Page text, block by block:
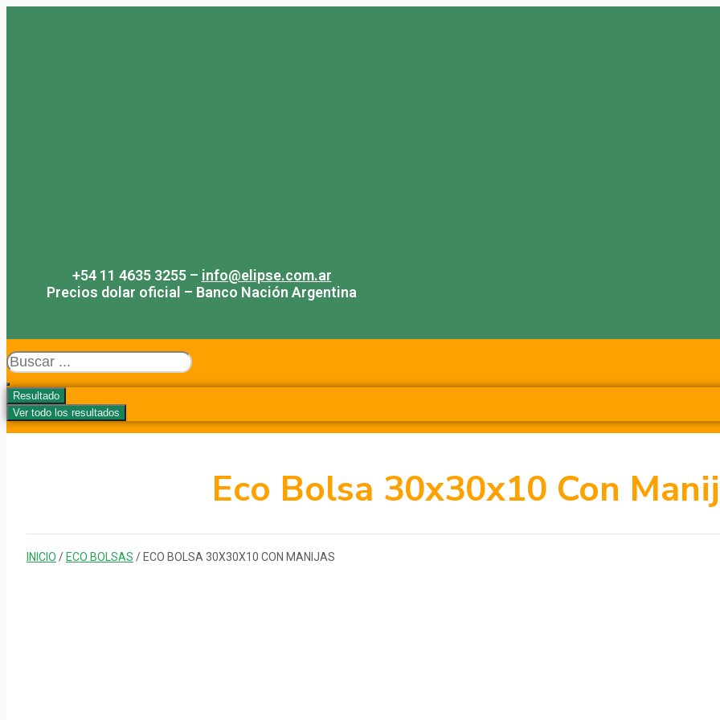
+54 11 4635 3255 – info@elipse.com.ar
Precios dolar oficial – Banco Nación Argentina
Search
...
Resultado
Ver todo los resultados
Eco Bolsa 30x30x10 Con
INICIO / ECO BOLSAS / ECO BOLSA 30X30X10 CON MANIJAS